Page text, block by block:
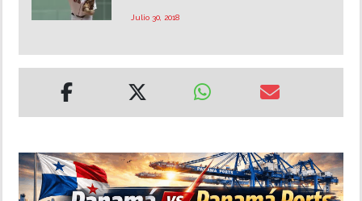
Julio 30, 2018